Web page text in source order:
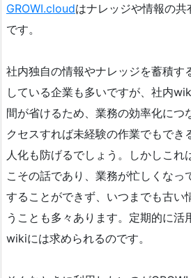
GROWI.cloudはナレッジや情報の
です。
社内独自の情報やナレッジを蓄積す
している企業も多いですが、社内
間が省けるため、業務の効率化につ
クセスすれば未経験の作業でもでき
人化も防げるでしょう。しかしこれ
こその話であり、業務が忙しくな
することができず、いつまでも古い
うことも多々あります。定期的に活
wikiには求められるのです。